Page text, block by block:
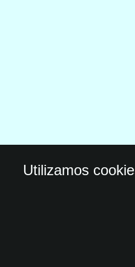
Utilizamos